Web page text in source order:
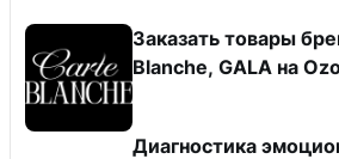
Заказать товары
Blanche, GALA на
Диагностика